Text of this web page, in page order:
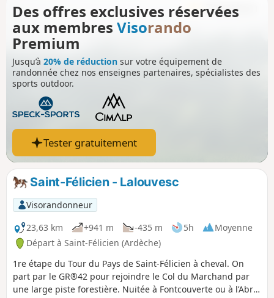
des Bauds et Nectardechois, ajoutant une touche
authentique au parcours. C’est une randonnée à la fois
agréable, bien équilibrée et particulièrement remarquable
pour ses nombreux points de vue.
Des offres exclusives réservées
aux membres Visorando
Premium
Jusqu’à 20% de réduction sur votre équipement de
randonnée chez nos enseignes partenaires, spécialistes des
sports outdoor.
Tester gratuitement
Saint-Félicien - Lalouvesc
Visorandonneur
23,63 km
+941 m -435 m 5h
Moyenne
Départ à Saint-Félicien (Ardèche)
1re étape du Tour du Pays de Saint-Félicien à cheval. On
part par le GR®42 pour rejoindre le Col du Marchand par
une large piste forestière. Nuitée à Fontcouverte ou à l’Abri